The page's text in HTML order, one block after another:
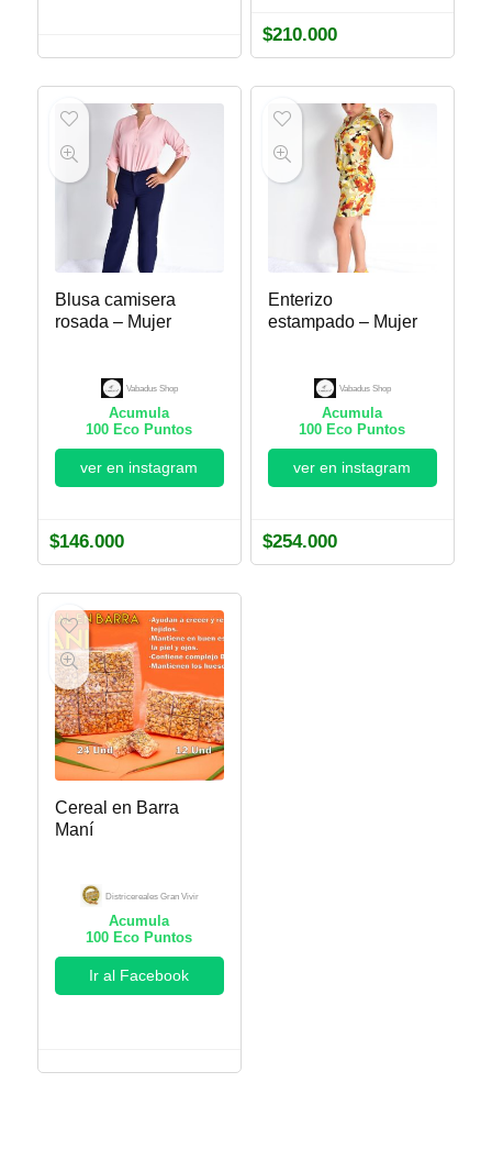
$210.000
Blusa camisera
rosada – Mujer
Vabadus Shop
Acumula
100 Eco Puntos
ver en instagram
$146.000
Enterizo
estampado – Mujer
Vabadus Shop
Acumula
100 Eco Puntos
ver en instagram
$254.000
Cereal en Barra
Maní
Districereales Gran Vivir
Acumula
100 Eco Puntos
Ir al Facebook